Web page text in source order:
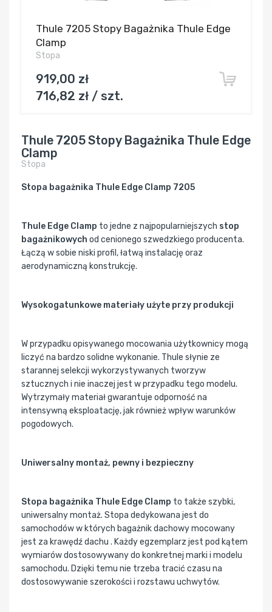
Thule 7205 Stopy Bagażnika Thule Edge
Clamp
Stopa
919,00 zł
716,82 zł / szt.
Thule 7205 Stopy Bagażnika Thule Edge
Clamp
Stopa
Stopa bagażnika Thule Edge Clamp 7205
Thule Edge Clamp to jedne z najpopularniejszych stop
bagażnikowych od cenionego szwedzkiego producenta.
Łączą w sobie niski profil, łatwą instalację oraz
aerodynamiczną konstrukcję.
Wysokogatunkowe materiały użyte przy produkcji
W przypadku opisywanego mocowania użytkownicy mogą
liczyć na bardzo solidne wykonanie. Thule słynie ze
starannej selekcji wykorzystywanych tworzyw
sztucznych i nie inaczej jest w przypadku tego modelu.
Wytrzymały materiał gwarantuje odporność na
intensywną eksploatację, jak również wpływ warunków
pogodowych.
Uniwersalny montaż, pewny i bezpieczny
Stopa bagażnika Thule Edge Clamp to także szybki,
uniwersalny montaż. Stopa dedykowana jest do
samochodów w których bagażnik dachowy mocowany
jest za krawędź dachu . Każdy egzemplarz jest pod kątem
wymiarów dostosowywany do konkretnej marki i modelu
samochodu. Dzięki temu nie trzeba tracić czasu na
dostosowywanie szerokości i rozstawu uchwytów.